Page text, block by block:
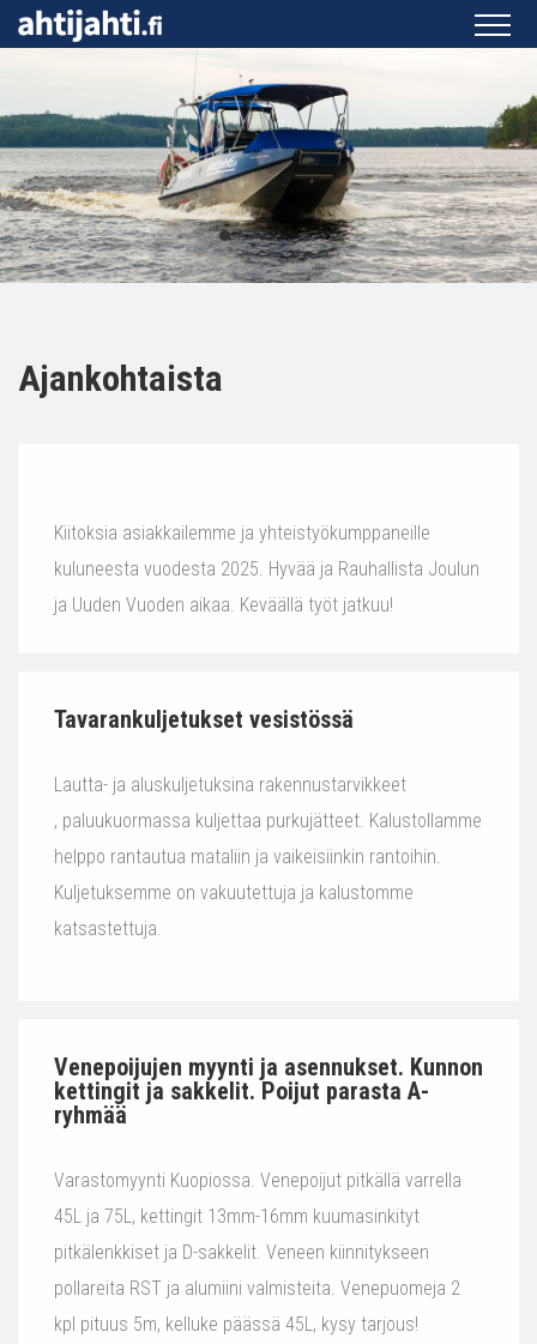
Ajankohtaista
Kiitoksia asiakkailemme ja yhteistyökumppaneille
kuluneesta vuodesta 2025. Hyvää ja Rauhallista Joulun
ja Uuden Vuoden aikaa. Keväällä työt jatkuu!
Tavarankuljetukset vesistössä
Lautta- ja aluskuljetuksina rakennustarvikkeet
, paluukuormassa kuljettaa purkujätteet. Kalustollamme
helppo rantautua mataliin ja vaikeisiinkin rantoihin.
Kuljetuksemme on vakuutettuja ja kalustomme
katsastettuja.
Venepoijujen myynti ja asennukset. Kunnon
kettingit ja sakkelit. Poijut parasta A-
ryhmää
Varastomyynti Kuopiossa. Venepoijut pitkällä varrella
45L ja 75L, kettingit 13mm-16mm kuumasinkityt
pitkälenkkiset ja D-sakkelit. Veneen kiinnitykseen
pollareita RST ja alumiini valmisteita. Venepuomeja 2
kpl pituus 5m, kelluke päässä 45L, kysy tarjous!